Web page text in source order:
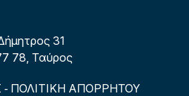
31
78, Ταύρος
- ΠΟΛΙΤΙΚΗ ΑΠΟΡΡΗΤΟΥ